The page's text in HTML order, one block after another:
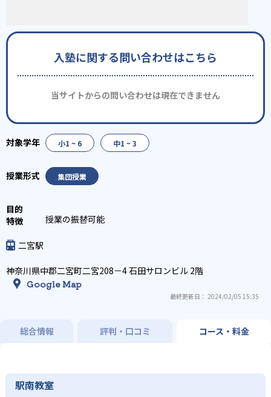
入塾に関する問い合わせはこちら
当サイトからの問い合わせは現在できません
小1 ~ 6 中1 ~ 3
集団授業
授業の振替可能
二宮駅
神奈川県中郡二宮町二宮208－4 石田サロンビル 2階
Google Map
最終更新日： 2024/02/05 15:35
総合情報 評判・口コミ コース・料金
駅南教室